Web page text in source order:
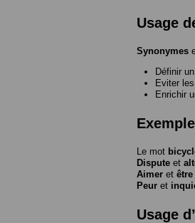
Usage
Synonymes
Définir
Eviter
Enrichir
Le mot
Dispute et
Aimer et
Peur et
Usage